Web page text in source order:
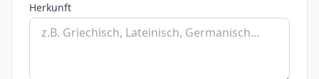
Herkunft